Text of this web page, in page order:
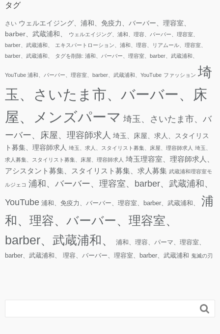
タグ
さい ウェルエイジング、浦和、免疫力、バーバー、理容室、
barber、武蔵浦和、
ウェルエイジング、浦和、理容、バーバー、理容室、
barber、武蔵浦和、
エキスパートローション、浦和、理容、リアムール、理容室、
barber、武蔵浦和、
タグを削除: 浦和、バーバー、理容室、barber、武蔵浦和、
YouTube 浦和、バーバー、理容室、barber、武蔵浦和、YouTube ファッション 埼
玉、さいたま市、バーバー、床
屋、メンズパーマ 埼玉、さいたま市、バ
ーバー、床屋、理容師求人 埼玉、床屋、求人、スタイリス
ト募集、理容師求人 埼玉、求人、スタイリスト募集、床屋、理容師求人 埼玉、
求人募集、スタイリスト募集、床屋、理容師求人 埼玉理容室、理容師求人、
アシスタント募集、スタイリスト募集、求人募集 武蔵浦和理容室モ
ルジェコ 浦和、バーバー、理容室、barber、武蔵浦和、
YouTube 浦和、免疫力、バーバー、理容室、barber、武蔵浦和、
浦
和、理容、バーバー、理容室、
barber、武蔵浦和、
浦和、理容、パーマ、理容室、
barber、武蔵浦和、
理容、バーバー、理容室、barber、武蔵浦和 鬼滅の刃
